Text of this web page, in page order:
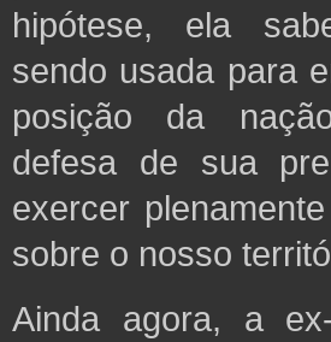
hipótese, ela
sendo usada para
posição da
defesa de sua
exercer
sobre o nosso
Ainda agora, a